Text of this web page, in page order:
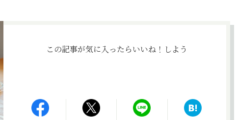
この記事が気に入ったらいいね！しよう